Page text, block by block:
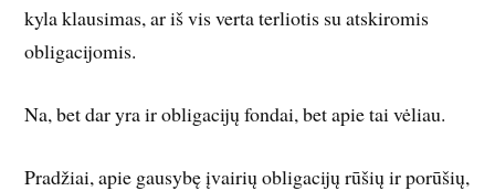
kyla klausimas, ar iš vis verta terliotis su atskiromis
obligacijomis.
Na, bet dar yra ir obligacijų fondai, bet apie tai vėliau.
Pradžiai, apie gausybę įvairių obligacijų rūšių ir porūšių,